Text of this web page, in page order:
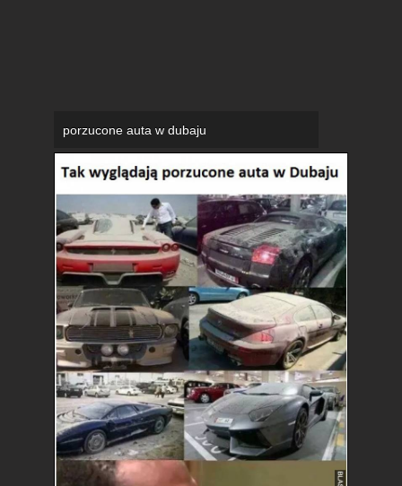
porzucone auta w dubaju